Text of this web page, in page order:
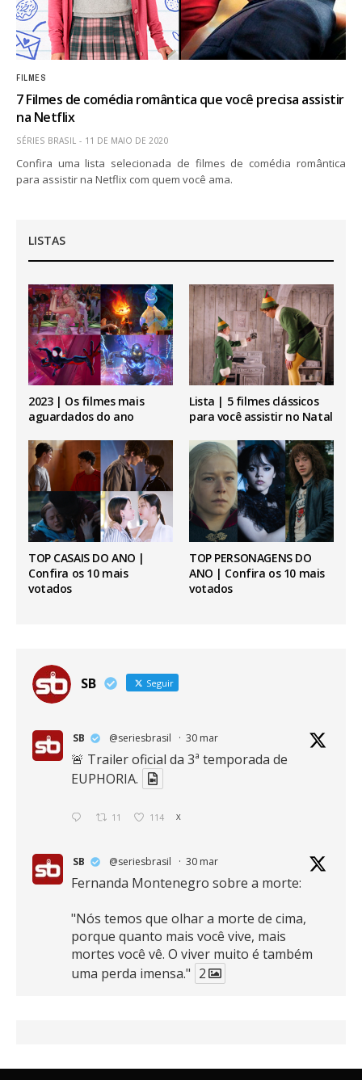
FILMES
7 Filmes de comédia romântica que você precisa assistir
na Netflix
SÉRIES BRASIL 11 DE MAIO DE 2020
Confira uma lista selecionada de filmes de comédia romântica
para assistir na Netflix com quem você ama.
LISTAS
2023 | Os filmes mais
aguardados do ano
Lista | 5 filmes clássicos
para você assistir no Natal
TOP CASAIS DO ANO |
Confira os 10 mais
votados
TOP PERSONAGENS DO
ANO | Confira os 10 mais
votados
SB Seguir
SB @seriesbrasil · 30 mar
🚨 Trailer oficial da 3ª temporada de
EUPHORIA.
11 114 X
SB @seriesbrasil · 30 mar
Fernanda Montenegro sobre a morte:
"Nós temos que olhar a morte de cima,
porque quanto mais você vive, mais
mortes você vê. O viver muito é também
uma perda imensa." 2